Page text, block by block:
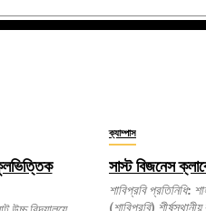
ক্যাম্পাস
সাস্ট বিজনেস
শাবিপ্রবি প্রতিনিধি: শাহজালাল বিজ্ঞান ও প্রযুক্তি বিশ্ববিদ্যালয়ের
(শাবিপ্রবি)